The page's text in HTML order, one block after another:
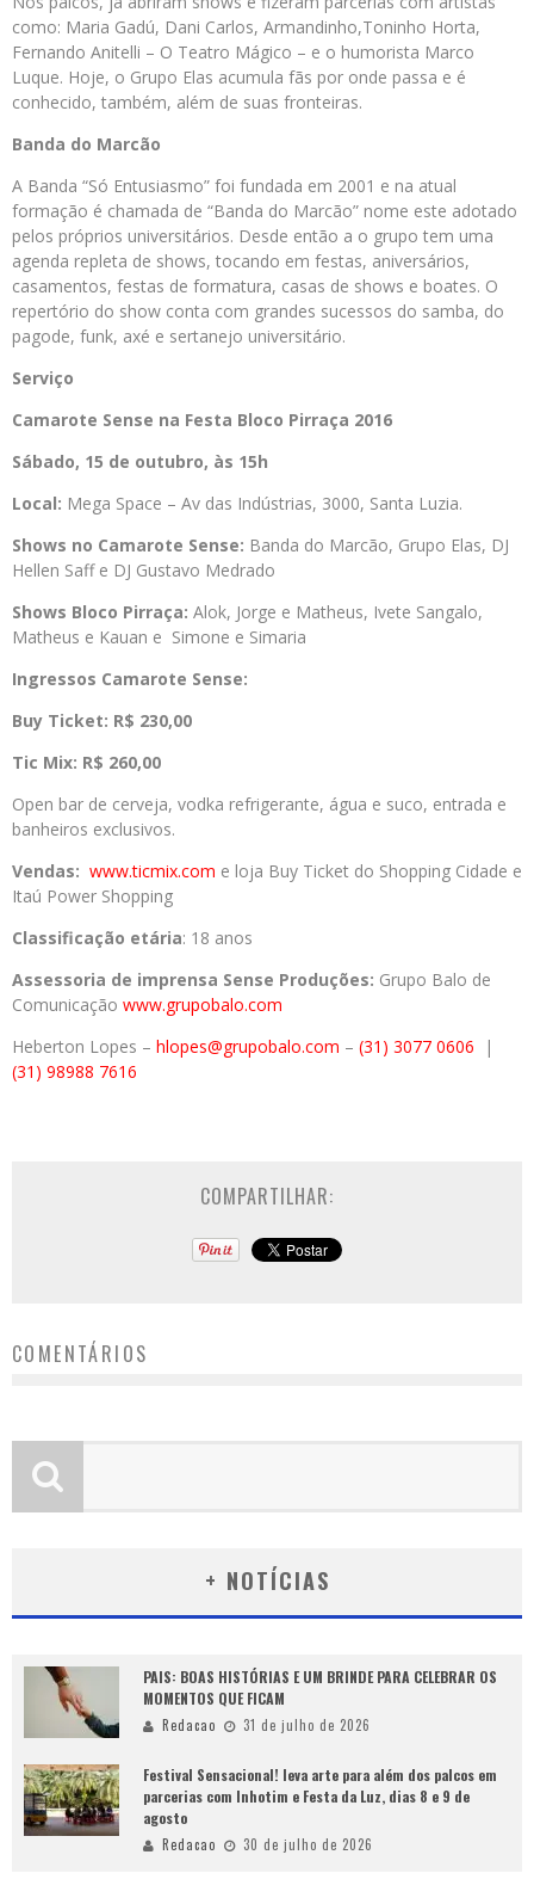
como: Maria Gadú, Dani Carlos, Armandinho,Toninho Horta,
Fernando Anitelli – O Teatro Mágico – e o humorista Marco
Luque. Hoje, o Grupo Elas acumula fãs por onde passa e é
conhecido, também, além de suas fronteiras.
Banda do Marcão
A Banda “Só Entusiasmo” foi fundada em 2001 e na atual
formação é chamada de “Banda do Marcão” nome este adotado
pelos próprios universitários. Desde então a o grupo tem uma
agenda repleta de shows, tocando em festas, aniversários,
casamentos, festas de formatura, casas de shows e boates. O
repertório do show conta com grandes sucessos do samba, do
pagode, funk, axé e sertanejo universitário.
Serviço
Camarote Sense na Festa Bloco Pirraça 2016
Sábado, 15 de outubro, às 15h
Local: Mega Space – Av das Indústrias, 3000, Santa Luzia.
Shows no Camarote Sense: Banda do Marcão, Grupo Elas, DJ
Hellen Saff e DJ Gustavo Medrado
Shows Bloco Pirraça: Alok, Jorge e Matheus, Ivete Sangalo,
Matheus e Kauan e Simone e Simaria
Ingressos Camarote Sense:
Buy Ticket: R$ 230,00
Tic Mix: R$ 260,00
Open bar de cerveja, vodka refrigerante, água e suco, entrada e
banheiros exclusivos.
Vendas: www.ticmix.com e loja Buy Ticket do Shopping Cidade e
Itaú Power Shopping
Classificação etária: 18 anos
Assessoria de imprensa Sense Produções: Grupo Balo de
Comunicação www.grupobalo.com
Heberton Lopes – hlopes@grupobalo.com – (31) 3077 0606 |
(31) 98988 7616
COMPARTILHAR:
COMENTÁRIOS
+ NOTÍCIAS
PAIS: BOAS HISTÓRIAS E UM BRINDE PARA CELEBRAR OS
MOMENTOS QUE FICAM
Redacao 31 de julho de 2026
Festival Sensacional! leva arte para além dos palcos em
parcerias com Inhotim e Festa da Luz, dias 8 e 9 de
agosto
Redacao 30 de julho de 2026